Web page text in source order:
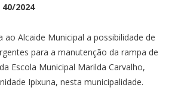
40/2024
ao Alcaide Municipal a possibilidade de
para a manutenção da rampa de
Escola Municipal Marilda Carvalho,
Ipixuna, nesta municipalidade.